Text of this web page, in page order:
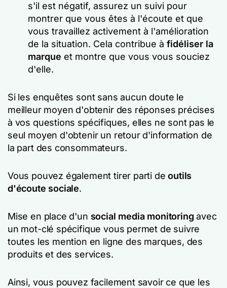
s'il est négatif, assurez un suivi pour
montrer que vous êtes à l'écoute et que
vous travaillez activement à l'amélioration
de la situation. Cela contribue à fidéliser la
marque et montre que vous vous souciez
d'elle.
Si les enquêtes sont sans aucun doute le
meilleur moyen d'obtenir des réponses précises
à vos questions spécifiques, elles ne sont pas le
seul moyen d'obtenir un retour d'information de
la part des consommateurs.
Vous pouvez également tirer parti deoutils
d'écoute sociale.
Mise en place d'un social media monitoring avec
un mot-clé spécifique vous permet de suivre
toutes les mention en ligne des marques, des
produits et des services.
Ainsi, vous pouvez facilement savoir ce que les